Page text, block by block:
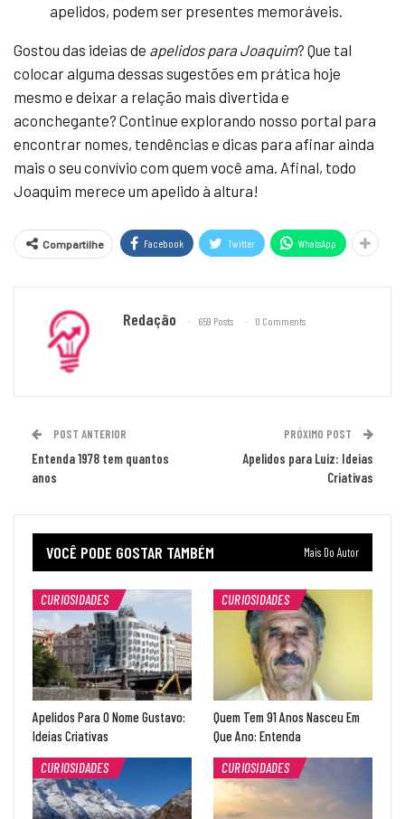
apelidos, podem ser presentes memoráveis.
Gostou das ideias de apelidos para Joaquim? Que tal
colocar alguma dessas sugestões em prática hoje
mesmo e deixar a relação mais divertida e
aconchegante? Continue explorando nosso portal para
encontrar nomes, tendências e dicas para afinar ainda
mais o seu convívio com quem você ama. Afinal, todo
Joaquim merece um apelido à altura!
Compartilhe Facebook Twitter WhatsApp
Redação 659 Posts 0 Comments
POST ANTERIOR
Entenda 1978 tem quantos
anos
PRÓXIMO POST
Apelidos para Luiz: Ideias
Criativas
VOCÊ PODE GOSTAR TAMBÉM Mais Do Autor
CURIOSIDADES
Apelidos Para O Nome Gustavo:
Ideias Criativas
CURIOSIDADES
Quem Tem 91 Anos Nasceu Em
Que Ano: Entenda
CURIOSIDADES
CURIOSIDADES